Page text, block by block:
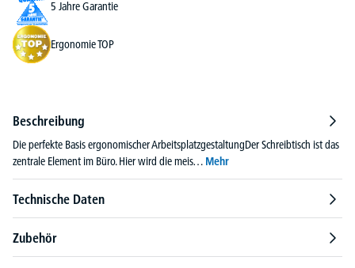
5 Jahre Garantie
Ergonomie TOP
Beschreibung
Die perfekte Basis ergonomischer ArbeitsplatzgestaltungDer Schreibtisch ist das
zentrale Element im Büro. Hier wird die meis… Mehr
Technische Daten
Zubehör